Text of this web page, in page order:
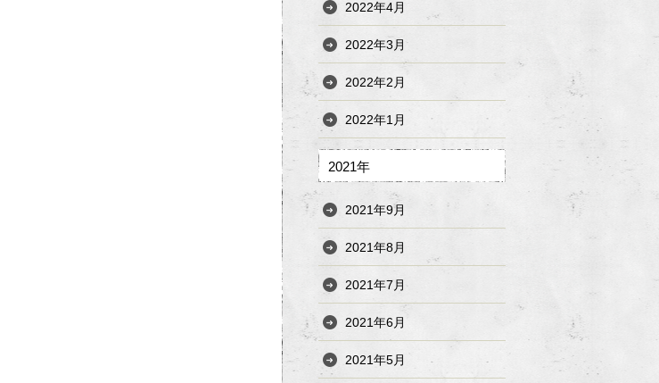
2022年4月
2022年3月
2022年2月
2022年1月
2021年
2021年9月
2021年8月
2021年7月
2021年6月
2021年5月